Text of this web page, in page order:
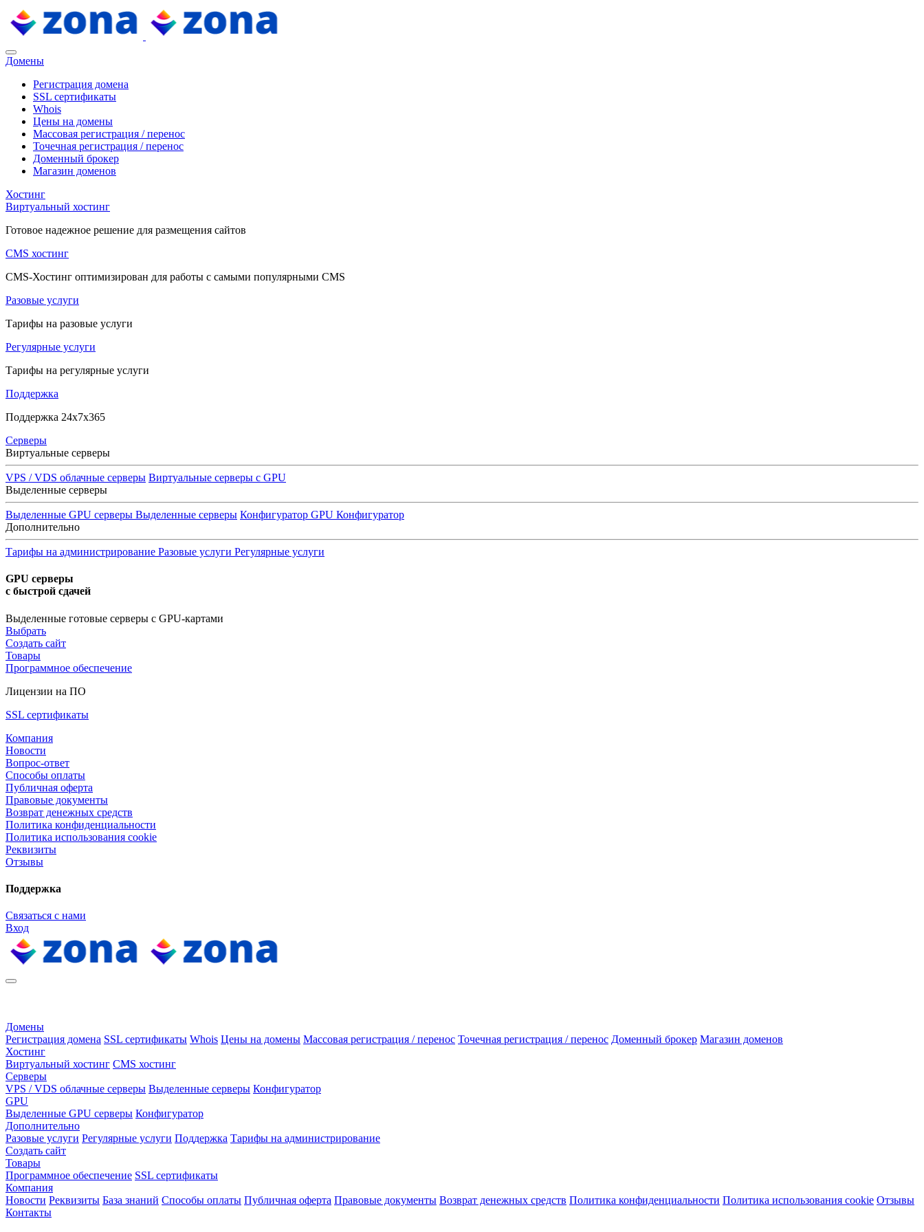
Домены
Регистрация домена
SSL сертификаты
Whois
Цены на домены
Массовая регистрация / перенос
Точечная регистрация / перенос
Доменный брокер
Магазин доменов
Хостинг
Виртуальный хостинг
Готовое надежное решение для размещения сайтов
CMS хостинг
CMS-Хостинг оптимизирован для работы с самыми популярными CMS
Разовые услуги
Тарифы на разовые услуги
Регулярные услуги
Тарифы на регулярные услуги
Поддержка
Поддержка 24x7x365
Серверы
Виртуальные серверы
VPS / VDS облачные серверы Виртуальные серверы с GPU
Выделенные серверы
Выделенные GPU серверы Выделенные серверы Конфигуратор GPU Конфигуратор
Дополнительно
Тарифы на администрирование Разовые услуги Регулярные услуги
GPU серверы
с быстрой сдачей
Выделенные готовые серверы с GPU-картами
Выбрать
Создать сайт
Товары
Программное обеспечение
Лицензии на ПО
SSL сертификаты
Компания
Новости
Вопрос-ответ
Способы оплаты
Публичная оферта
Правовые документы
Возврат денежных средств
Политика конфиденциальности
Политика использования cookie
Реквизиты
Отзывы
Поддержка
Связаться с нами
Вход
Домены
Регистрация домена SSL сертификаты Whois Цены на домены Массовая регистрация / перенос Точечная регистрация / перенос Доменный брокер Магазин доменов
Хостинг
Виртуальный хостинг CMS хостинг
Серверы
VPS / VDS облачные серверы Выделенные серверы Конфигуратор
GPU
Выделенные GPU серверы Конфигуратор
Дополнительно
Разовые услуги Регулярные услуги Поддержка Тарифы на администрирование
Создать сайт
Товары
Программное обеспечение SSL сертификаты
Компания
Новости Реквизиты База знаний Способы оплаты Публичная оферта Правовые документы Возврат денежных средств Политика конфиденциальности Политика использования cookie Отзывы
Контакты